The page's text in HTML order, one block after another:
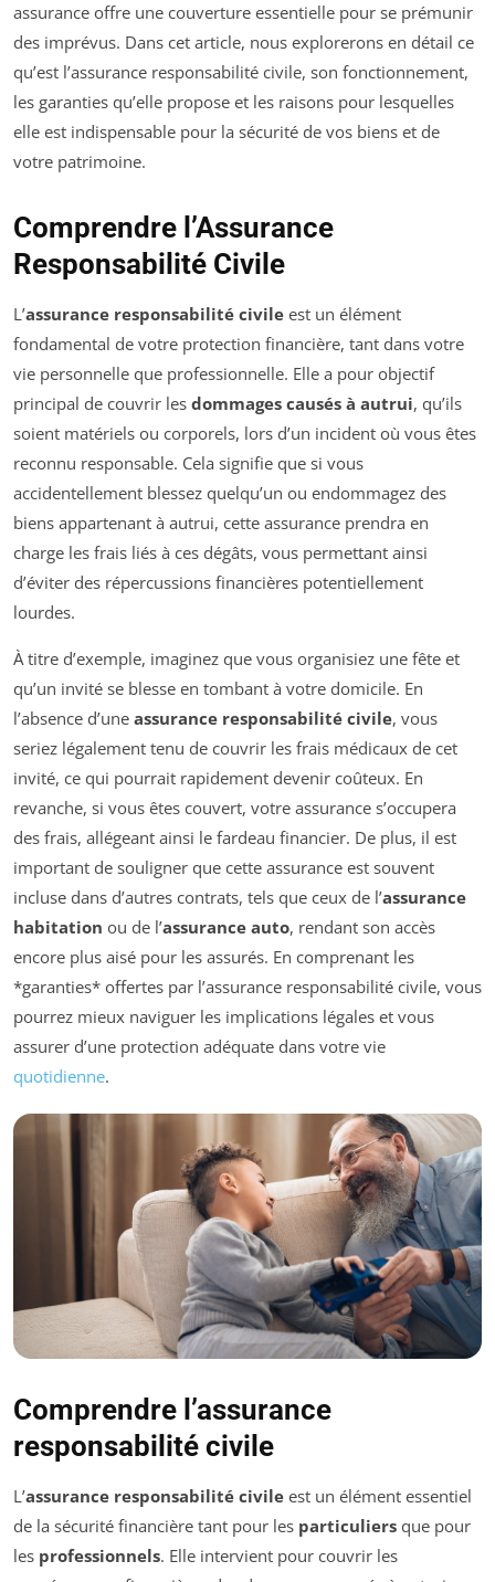
assurance offre une couverture essentielle pour se prémunir
des imprévus. Dans cet article, nous explorerons en détail ce
qu’est l’assurance responsabilité civile, son fonctionnement,
les garanties qu’elle propose et les raisons pour lesquelles
elle est indispensable pour la sécurité de vos biens et de
votre patrimoine.
Comprendre l’Assurance
Responsabilité Civile
L’assurance responsabilité civile est un élément
fondamental de votre protection financière, tant dans votre
vie personnelle que professionnelle. Elle a pour objectif
principal de couvrir les dommages causés à autrui, qu’ils
soient matériels ou corporels, lors d’un incident où vous êtes
reconnu responsable. Cela signifie que si vous
accidentellement blessez quelqu’un ou endommagez des
biens appartenant à autrui, cette assurance prendra en
charge les frais liés à ces dégâts, vous permettant ainsi
d’éviter des répercussions financières potentiellement
lourdes.
À titre d’exemple, imaginez que vous organisiez une fête et
qu’un invité se blesse en tombant à votre domicile. En
l’absence d’une assurance responsabilité civile, vous
seriez légalement tenu de couvrir les frais médicaux de cet
invité, ce qui pourrait rapidement devenir coûteux. En
revanche, si vous êtes couvert, votre assurance s’occupera
des frais, allégeant ainsi le fardeau financier. De plus, il est
important de souligner que cette assurance est souvent
incluse dans d’autres contrats, tels que ceux de l’assurance
habitation ou de l’assurance auto, rendant son accès
encore plus aisé pour les assurés. En comprenant les
*garanties* offertes par l’assurance responsabilité civile, vous
pourrez mieux naviguer les implications légales et vous
assurer d’une protection adéquate dans votre vie
quotidienne.
Comprendre l’assurance
responsabilité civile
L’assurance responsabilité civile est un élément essentiel
de la sécurité financière tant pour les particuliers que pour
les professionnels. Elle intervient pour couvrir les